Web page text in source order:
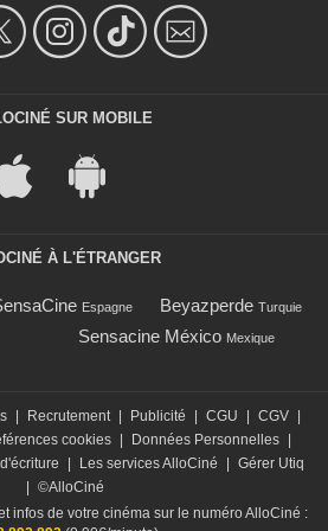
SUR MOBILE
À L'ÉTRANGER
Espagne Beyazperde Turquie
Sensacine México Mexique
Recrutement Publicité CGU CGV
cookies Données Personnelles
Les services AlloCiné
Gérer Utiq
©AlloCiné
infos de votre cinéma sur le numéro AlloCiné :